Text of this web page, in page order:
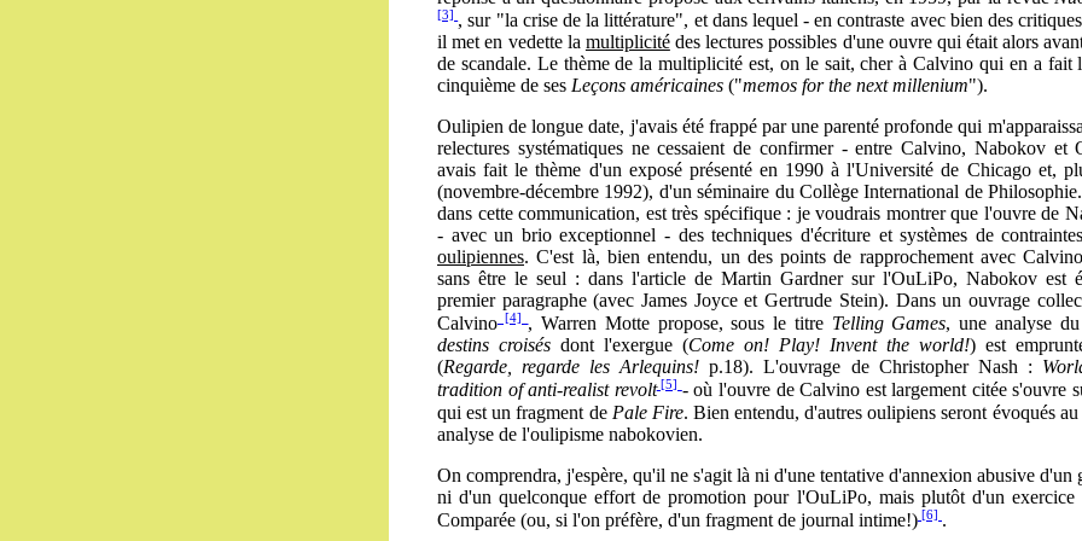
[3] , sur "la crise de la littérature", et dans lequel - en contraste avec bien des
il met en vedette la multiplicitédes lectures possibles d'une ouvre qui était alors
de scandale. Le thème de la multiplicité est, on le sait, cher à Calvino qui en a fait
cinquième de ses Leçons américaines ("memos for the next millenium").
Oulipien de longue date, j'avais été frappé par une parenté profonde qui
relectures systématiques ne cessaient de confirmer - entre Calvino, Nabokov et
avais fait le thème d'un exposé présenté en 1990 à l'Université de Chicago et,
(novembre-décembre 1992), d'un séminaire du Collège International de
dans cette communication, est très spécifique : je voudrais montrer que l'ouvre de
- avec un brio exceptionnel - des techniques d'écriture et systèmes de
oulipiennes. C'est là, bien entendu, un des points de rapprochement avec
sans être le seul : dans l'article de Martin Gardner sur l'OuLiPo, Nabokov est
premier paragraphe (avec James Joyce et Gertrude Stein). Dans un ouvrage
Calvino [4] , Warren Motte propose, sous le titre Telling Games, une analyse
destins croisés dont l'exergue (Come on! Play! Invent the world!) est
(Regarde, regarde les Arlequins! p.18). L'ouvrage de Christopher Nash :
tradition of anti-realist revolt[5] -où l'ouvre de Calvino est largement citée s'ouvre
qui est un fragment de Pale Fire. Bien entendu, d'autres oulipiens seront évoqués
analyse de l'oulipisme nabokovien.
On comprendra, j'espère, qu'il ne s'agit là ni d'une tentative d'annexion abusive d'un
ni d'un quelconque effort de promotion pour l'OuLiPo, mais plutôt d'un exercice
Comparée (ou, si l'on préfère, d'un fragment de journal intime!) [6] .